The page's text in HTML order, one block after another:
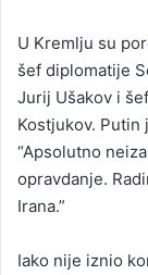
U Kremlju su
šef diplomatije
Jurij Ušakov i
Kostjukov.
“Apsolutno
opravdanje.
Irana.”
Iako nije iznio